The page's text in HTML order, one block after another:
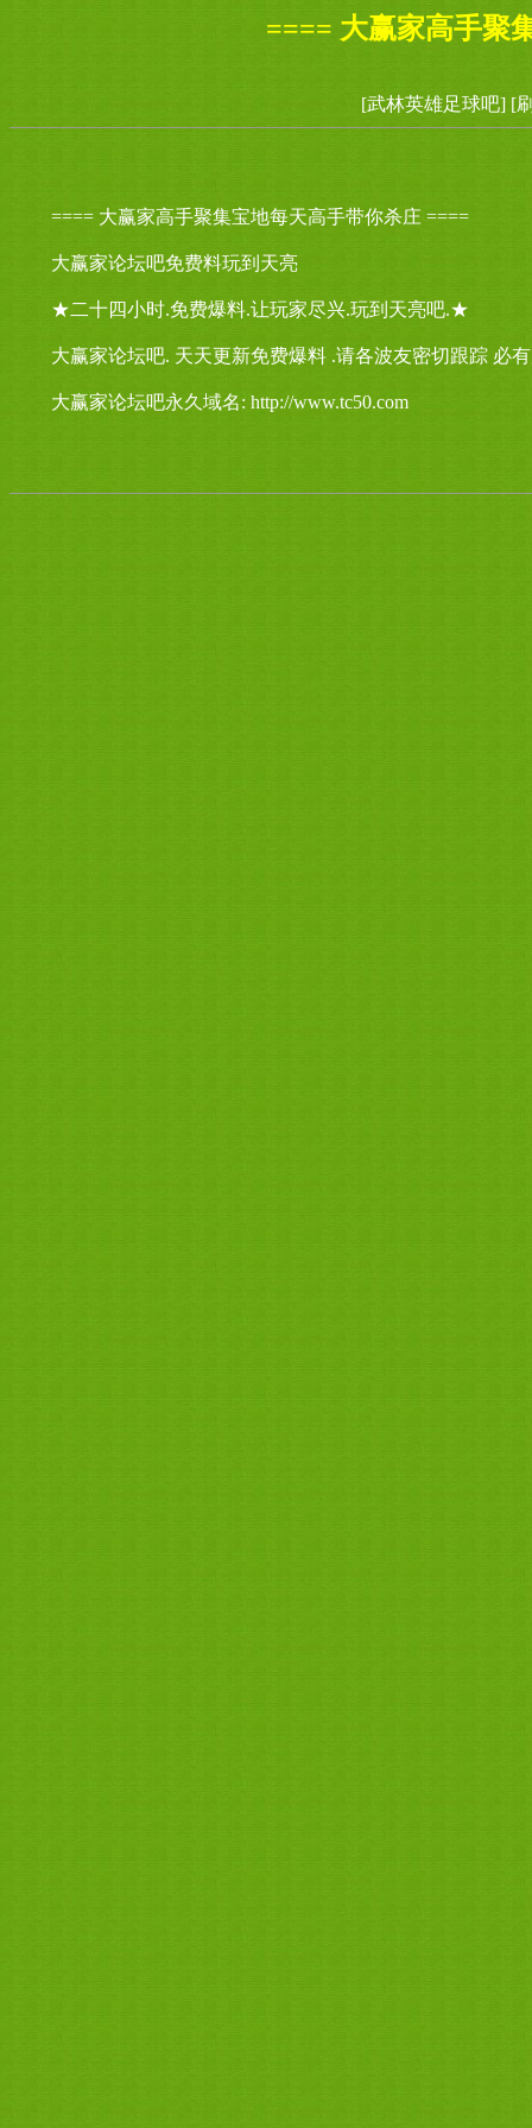
==== 大赢家高手聚
[武林英雄足球吧] [
==== 大赢家高手聚集宝地每天高手带你杀庄 ====
大赢家论坛吧免费料玩到天亮
★二十四小时.免费爆料.让玩家尽兴.玩到天亮吧.★
大赢家论坛吧. 天天更新免费爆料 .请各波友密切跟踪 必
大赢家论坛吧永久域名: http://www.tc50.com